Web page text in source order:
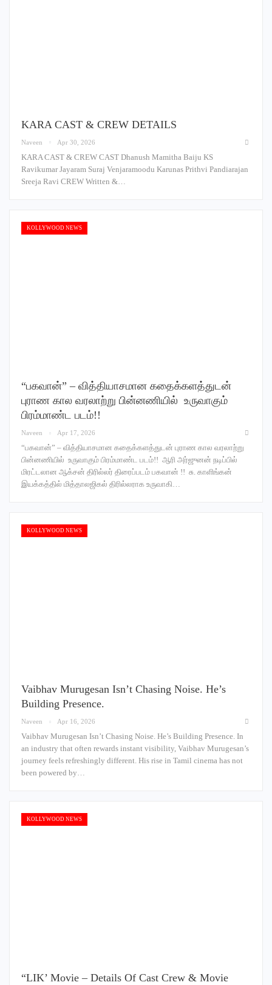
KARA CAST & CREW DETAILS
Naveen Apr 30, 2026
KARA CAST & CREW CAST Dhanush Mamitha Baiju KS
Ravikumar Jayaram Suraj Venjaramoodu Karunas Prithvi Pandiarajan
Sreeja Ravi CREW Written &…
KOLLYWOOD NEWS
“பகவான்” – வித்தியாசமான கதைக்களத்துடன்
புராண கால வரலாற்று பின்னணியில் உருவாகும்
பிரம்மாண்ட படம்!!
Naveen Apr 17, 2026
“பகவான்” – வித்தியாசமான கதைக்களத்துடன் புராண கால வரலாற்று
பின்னணியில் உருவாகும் பிரம்மாண்ட படம்!! ஆரி அர்ஜுனன் நடிப்பில்
மிரட்டலான ஆக்சன் திரில்லர் திரைப்படம் பகவான் !! சு. காளிங்கன்
இயக்கத்தில் மித்தாலஜிகல் திரில்லராக உருவாகி…
KOLLYWOOD NEWS
Vaibhav Murugesan Isn’t Chasing Noise. He’s
Building Presence.
Naveen Apr 16, 2026
Vaibhav Murugesan Isn’t Chasing Noise. He’s Building Presence. In
an industry that often rewards instant visibility, Vaibhav Murugesan’s
journey feels refreshingly different. His rise in Tamil cinema has not
been powered by…
KOLLYWOOD NEWS
“LIK’ Movie – Details Of Cast Crew & Movie